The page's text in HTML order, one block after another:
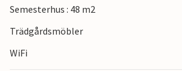
Semesterhus : 48 m2
Trädgårdsmöbler
WiFi